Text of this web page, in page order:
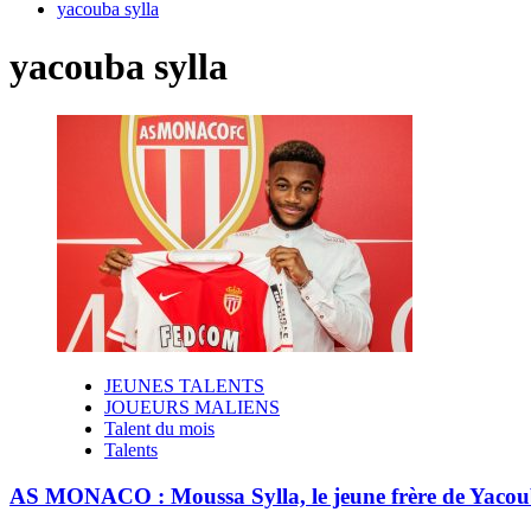
yacouba sylla
yacouba sylla
JEUNES TALENTS
JOUEURS MALIENS
Talent du mois
Talents
AS MONACO : Moussa Sylla, le jeune frère de